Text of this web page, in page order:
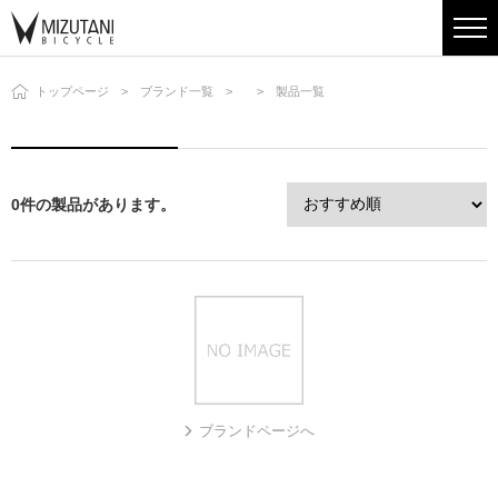
トップページ ブランド一覧 製品一覧
0件の製品があります。
ブランドページへ